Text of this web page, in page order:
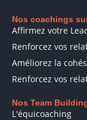
Nos coachings
Affirmez votre
Renforcez vos
Améliorez la
Renforcez vos
Nos Team
L'équicoaching